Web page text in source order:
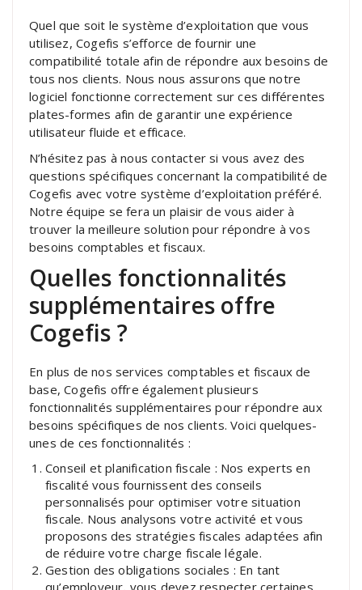
Quel que soit le système d’exploitation que vous
utilisez, Cogefis s’efforce de fournir une
compatibilité totale afin de répondre aux besoins de
tous nos clients. Nous nous assurons que notre
logiciel fonctionne correctement sur ces différentes
plates-formes afin de garantir une expérience
utilisateur fluide et efficace.
N’hésitez pas à nous contacter si vous avez des
questions spécifiques concernant la compatibilité de
Cogefis avec votre système d’exploitation préféré.
Notre équipe se fera un plaisir de vous aider à
trouver la meilleure solution pour répondre à vos
besoins comptables et fiscaux.
Quelles fonctionnalités
supplémentaires offre
Cogefis ?
En plus de nos services comptables et fiscaux de
base, Cogefis offre également plusieurs
fonctionnalités supplémentaires pour répondre aux
besoins spécifiques de nos clients. Voici quelques-
unes de ces fonctionnalités :
Conseil et planification fiscale : Nos experts en
fiscalité vous fournissent des conseils
personnalisés pour optimiser votre situation
fiscale. Nous analysons votre activité et vous
proposons des stratégies fiscales adaptées afin
de réduire votre charge fiscale légale.
Gestion des obligations sociales : En tant
qu’employeur, vous devez respecter certaines